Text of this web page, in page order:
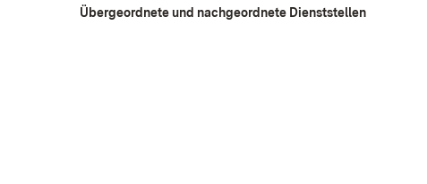
Übergeordnete und nachgeordnete Dienststellen